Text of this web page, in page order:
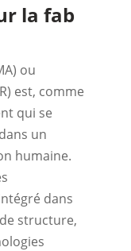
la fab
ou
est, comme
qui se
un
humaine.
dans
structure,